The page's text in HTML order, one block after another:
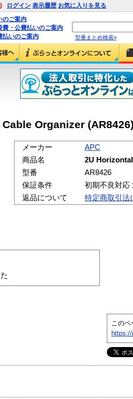
ログイン 表示履歴 お気に入りを見る
のご案内
費・公費払いのご案内
払いのご案内
型番まとめ検索»
Organizer (AR8426)
メーカー
APC
商品名
2U
型番
AR8426
保証条件
初期不良対応
返品について
特定商取引法
このペ